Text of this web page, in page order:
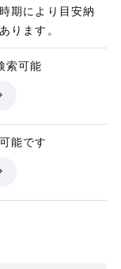
期により目安納
ります。
索可能
能です